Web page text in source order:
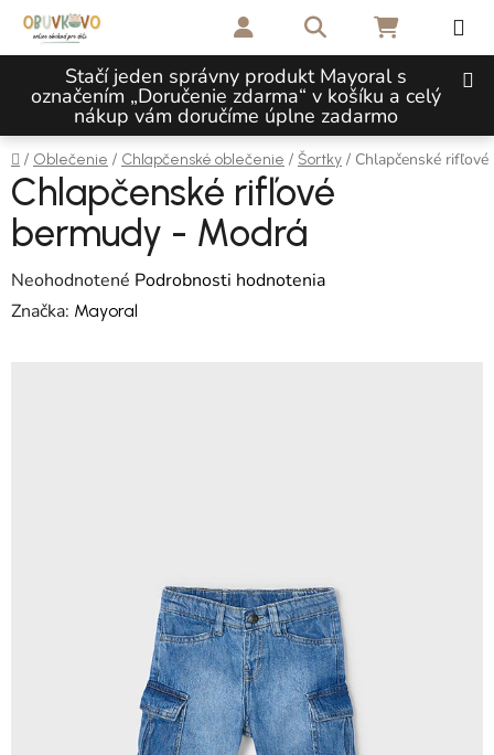
Prejsť na obsah
Stačí jeden správny produkt Mayoral s
označením „Doručenie zdarma“ v košíku a celý
nákup vám doručíme úplne zadarmo
Hľadať NÁKUPNÝ
Domov
/ Oblečenie / Chlapčenské oblečenie / Šortky / Chlapčenské
Chlapčenské rifľové
bermudy - Modrá
Priemerné hodnotenie produktu je 0,0 z 5 hviezdičiek.
Neohodnotené Podrobnosti hodnotenia
Značka: Mayoral